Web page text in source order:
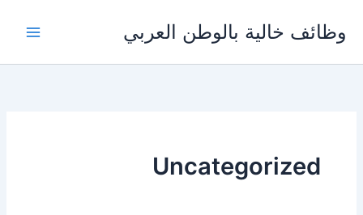
المحتوى
وظائف خالية بالوطن العربي
Uncategorized